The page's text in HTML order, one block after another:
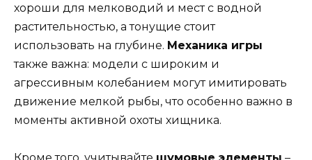
хороши для мелководий и мест с водной
растительностью, а тонущие стоит
использовать на глубине. Механика игры
также важна: модели с широким и
агрессивным колебанием могут имитировать
движение мелкой рыбы, что особенно важно в
моменты активной охоты хищника.